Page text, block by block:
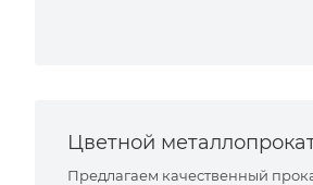
Цветной
Предлагаем качественный